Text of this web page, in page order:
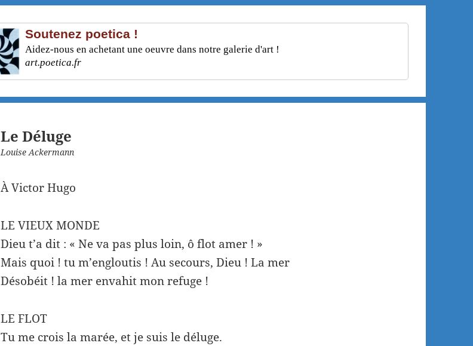
Soutenez poetica !
Aidez-nous en achetant une oeuvre dans notre galerie d'art !
art.poetica.fr
Le Déluge
Louise Ackermann
À Victor Hugo
LE VIEUX MONDE
Dieu t’a dit : « Ne va pas plus loin, ô flot amer ! »
Mais quoi ! tu m’engloutis ! Au secours, Dieu ! La mer
Désobéit ! la mer envahit mon refuge !
LE FLOT
Tu me crois la marée, et je suis le déluge.